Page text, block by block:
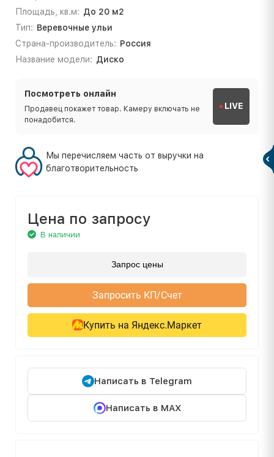
Площадь, кв.м: До 20 м2
Тип: Веревочные ульи
Страна-производитель: Россия
Название модели: Диско
Посмотреть онлайн
Продавец покажет товар. Камеру включать не
понадобится.
LIVE
Мы перечисляем часть от выручки на
благотворительность
Цена по запросу
В наличии
Запрос цены
Запросить КП/Счет
Купить на Яндекс.Маркет
Написать в Telegram
Написать в MAX